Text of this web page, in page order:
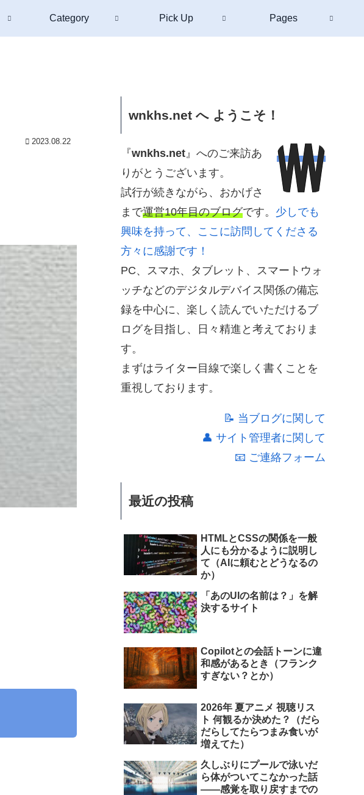
Category Pick Up Pages
2023.08.22
wnkhs.net へ ようこそ！
『wnkhs.net 』へのご来訪あ
りがとうございます。
試行が続きながら、おかげさ
まで運営10年目のブログです。 少しでも
興味を持って、ここに訪問してくださる
方々に感謝です！
PC、スマホ、タブレット、スマートウォ
ッチなどのデジタルデバイス関係の備忘
録を中心に、楽しく読んでいただけるブ
ログを目指し、日々精進と考えておりま
す。
まずはライター目線で楽しく書くことを
重視しております。
📝 当ブログに関して
👤 サイト管理者に関して
📧 ご連絡フォーム
最近の投稿
HTMLとCSSの関係を一般
人にも分かるように説明し
て（AIに頼むとどうなるの
か）
「あのUIの名前は？」を解
決するサイト
Copilotとの会話トーンに違
和感があるとき（フランク
すぎない？とか）
2026年 夏アニメ 視聴リス
ト 何観るか決めた？（だら
だらしてたらつまみ食いが
増えてた）
久しぶりにプールで泳いだ
ら体がついてこなかった話
――感覚を取り戻すまでの